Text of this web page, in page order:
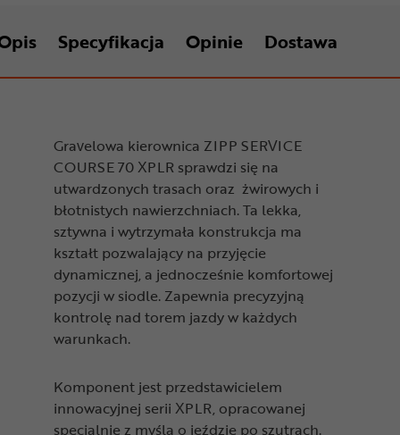
Specyfikacja Opinie Dostawa
Gravelowa kierownica ZIPP SERVICE
COURSE 70 XPLR sprawdzi się na
utwardzonych trasach oraz żwirowych i
błotnistych nawierzchniach. Ta lekka,
sztywna i wytrzymała konstrukcja ma
kształt pozwalający na przyjęcie
dynamicznej, a jednocześnie komfortowej
pozycji w siodle. Zapewnia precyzyjną
kontrolę nad torem jazdy w każdych
warunkach.
Komponent jest przedstawicielem
innowacyjnej serii XPLR, opracowanej
specjalnie z myślą o jeździe po szutrach.